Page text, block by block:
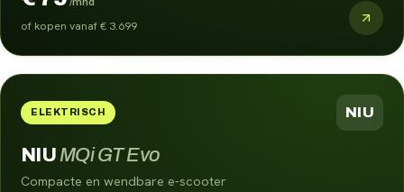
of kopen vanaf€ 3.699
ELEKTRISCH NIU
NIU MQi GT Evo
Compacte en wendbare e-scooter